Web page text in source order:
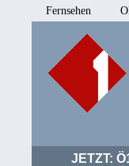
Fernsehen
JETZT: